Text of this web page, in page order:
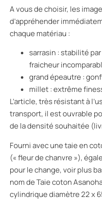
A vous de choisir, les
d’appréhender
chaque matériau :
sarrasin : stabilité
fraicheur
grand épeautre :
millet : extrême
L’article, très résistant à
transport, il est ouvrable
de la densité souhaitée
Fourni avec une taie en
(« fleur de chanvre »),
pour le change, voir plus
nom de Taie coton
cylindrique diamètre 22 x